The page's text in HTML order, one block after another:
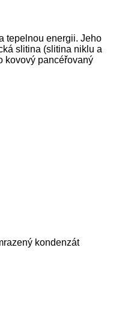
tepelnou energii. Jeho
slitina (slitina niklu a
kovový pancéřovaný
kondenzát